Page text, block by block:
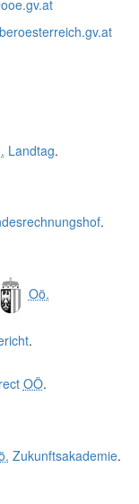
Landtag.
.
Oö.
.
OÖ.
Zukunftsakademie.